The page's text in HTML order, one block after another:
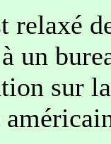
un
sur